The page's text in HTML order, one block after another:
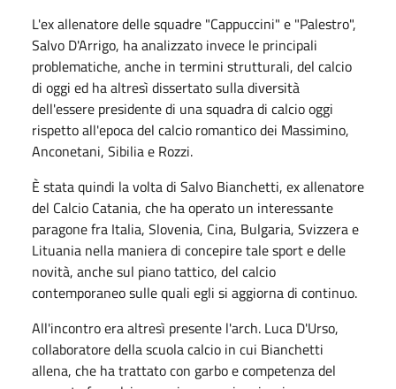
L'ex allenatore delle squadre "Cappuccini" e "Palestro",
Salvo D'Arrigo, ha analizzato invece le principali
problematiche, anche in termini strutturali, del calcio
di oggi ed ha altresì dissertato sulla diversità
dell'essere presidente di una squadra di calcio oggi
rispetto all'epoca del calcio romantico dei Massimino,
Anconetani, Sibilia e Rozzi.
È stata quindi la volta di Salvo Bianchetti, ex allenatore
del Calcio Catania, che ha operato un interessante
paragone fra Italia, Slovenia, Cina, Bulgaria, Svizzera e
Lituania nella maniera di concepire tale sport e delle
novità, anche sul piano tattico, del calcio
contemporaneo sulle quali egli si aggiorna di continuo.
All'incontro era altresì presente l'arch. Luca D'Urso,
collaboratore della scuola calcio in cui Bianchetti
allena, che ha trattato con garbo e competenza del